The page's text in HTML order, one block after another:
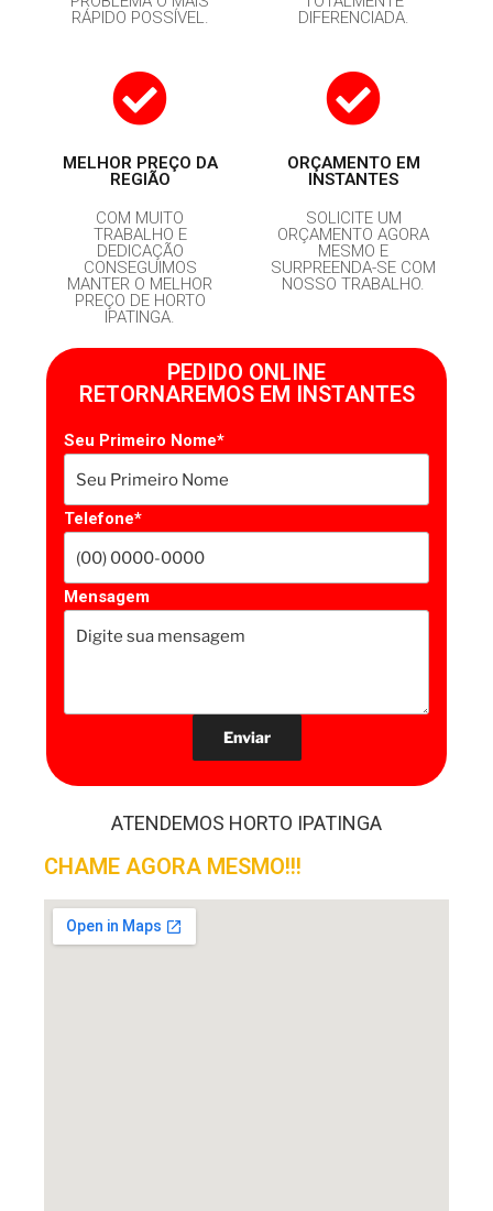
RÁPIDO POSSÍVEL.
DIFERENCIADA.
MELHOR PREÇO DA
REGIÃO
COM MUITO
TRABALHO E
DEDICAÇÃO
CONSEGUIMOS
MANTER O MELHOR
PREÇO DE HORTO
IPATINGA.
ORÇAMENTO EM
INSTANTES
SOLICITE UM
ORÇAMENTO AGORA
MESMO E
SURPREENDA-SE COM
NOSSO TRABALHO.
PEDIDO ONLINE
RETORNAREMOS EM INSTANTES
Seu Primeiro Nome*
Telefone*
Mensagem
ATENDEMOS HORTO IPATINGA
CHAME AGORA MESMO!!!